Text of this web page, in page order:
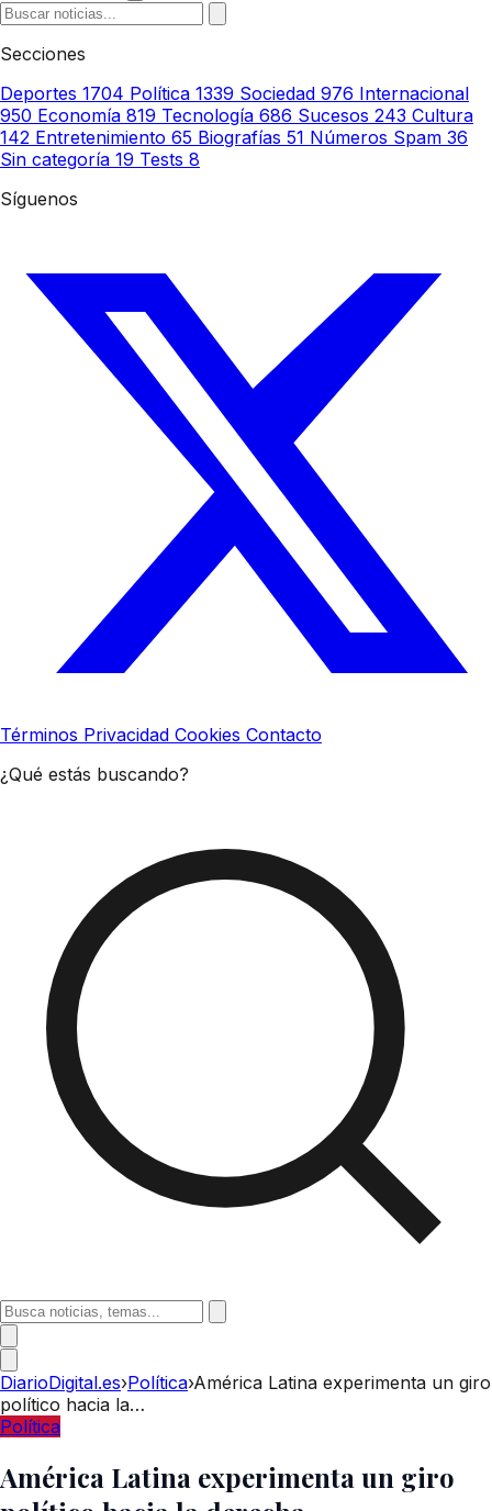
Secciones
Deportes 1704 Política 1339 Sociedad 976 Internacional
950 Economía 819 Tecnología 686 Sucesos 243 Cultura
142 Entretenimiento 65 Biografías 51 Números Spam 36
Sin categoría 19 Tests 8
Síguenos
Términos Privacidad Cookies Contacto
¿Qué estás buscando?
DiarioDigital.es›Política›América Latina experimenta un giro
político hacia la…
Política
América Latina experimenta un giro